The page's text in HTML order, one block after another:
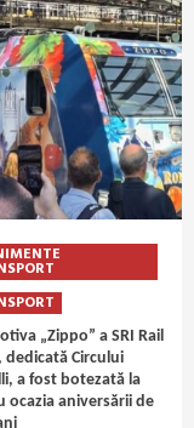
„Zippo” a SRI Rail
dedicată Circului
a fost botezată la
ocazia aniversării de